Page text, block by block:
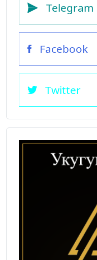
Telegram
Facebook
Twitter